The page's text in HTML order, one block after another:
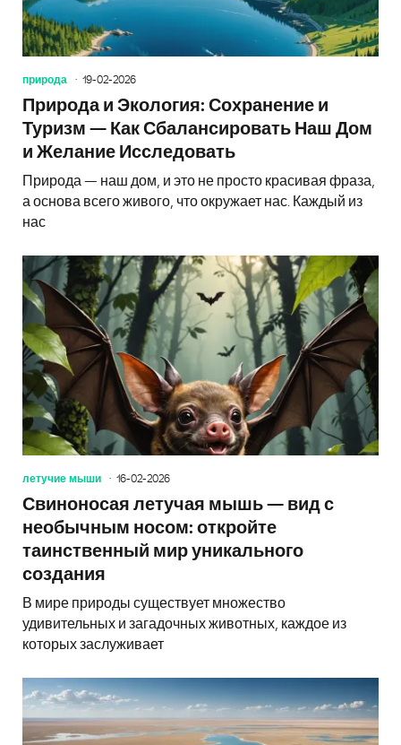
природа 19-02-2026
Природа и Экология: Сохранение и
Туризм — Как Сбалансировать Наш Дом
и Желание Исследовать
Природа — наш дом, и это не просто красивая фраза,
а основа всего живого, что окружает нас. Каждый из
нас
летучие мыши 16-02-2026
Свиноносая летучая мышь — вид с
необычным носом: откройте
таинственный мир уникального
создания
В мире природы существует множество
удивительных и загадочных животных, каждое из
которых заслуживает